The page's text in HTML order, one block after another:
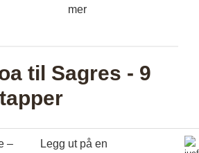
mer
til Sagres - 9
–
Legg ut på en